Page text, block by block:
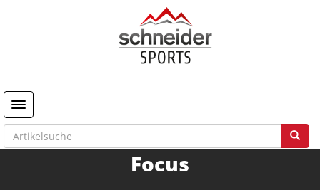
Toggle navigation
Focus